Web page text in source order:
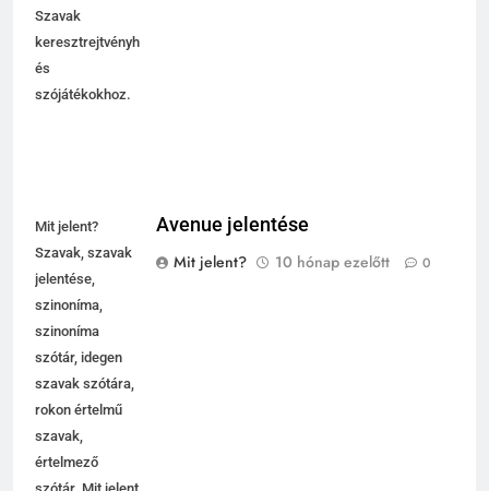
jelentése.
Szavak
keresztrejtvényhez
és
Mit jelent?
Szavak, szavak
jelentése,
szinoníma,
szinoníma
szótár, idegen
szavak szótára,
rokon értelmű
szavak,
értelmező